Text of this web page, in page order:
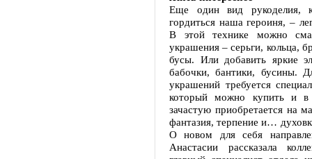
Еще один вид рукоделия,
гордиться наша героиня, –
В этой технике можно
украшения – серьги, кольца,
бусы. Или добавить яркие
бабочки, бантики, бусины.
украшений требуется
который можно купить и в
зачастую приобретается на
фантазия, терпение и…
О новом для себя
Анастасии рассказала